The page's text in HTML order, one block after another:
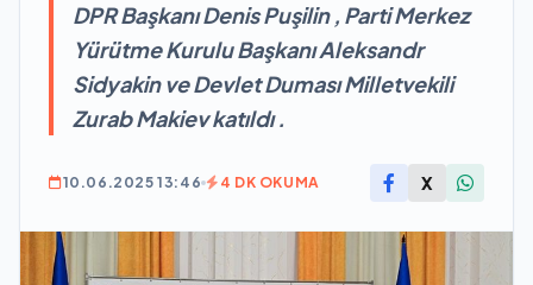
DPR Başkanı Denis Puşilin , Parti Merkez
Yürütme Kurulu Başkanı Aleksandr
Sidyakin ve Devlet Duması Milletvekili
Zurab Makiev katıldı .
10.06.2025 13:46 4 DK OKUMA X